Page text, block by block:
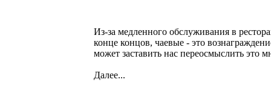
Из-за медленного обслуживания в
конце концов, чаевые - это
может заставить нас переосмыслить это
Далее...